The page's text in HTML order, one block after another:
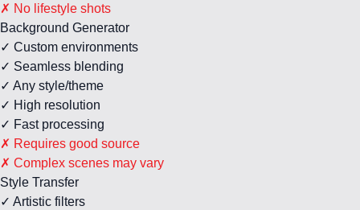
✗ No lifestyle shots
Background Generator
✓ Custom environments
✓ Seamless blending
✓ Any style/theme
✓ High resolution
✓ Fast processing
✗ Requires good source
✗ Complex scenes may vary
Style Transfer
✓ Artistic filters